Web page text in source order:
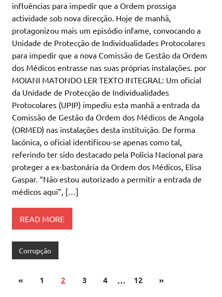
influências para impedir que a Ordem prossiga
actividade sob nova direcção. Hoje de manhã,
protagonizou mais um episódio infame, convocando a
Unidade de Protecção de Individualidades Protocolares
para impedir que a nova Comissão de Gestão da Ordem
dos Médicos entrasse nas suas próprias instalações. por
MOIANI MATONDO LER TEXTO INTEGRAL: Um oficial
da Unidade de Protecção de Individualidades
Protocolares (UPIP) impediu esta manhã a entrada da
Comissão de Gestão da Ordem dos Médicos de Angola
(ORMED) nas instalações desta instituição. De forma
lacónica, o oficial identificou-se apenas como tal,
referindo ter sido destacado pela Polícia Nacional para
proteger a ex-bastonária da Ordem dos Médicos, Elisa
Gaspar. “Não estou autorizado a permitir a entrada de
médicos aqui”, […]
READ MORE
Corrupção
« 1 2 3 4 … 12 »